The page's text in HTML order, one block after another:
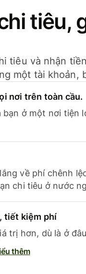
tiêu,
tiêu và nhận
một tài khoản,
nơi trên toàn cầu.
bạn ở một nơi tiện
về phí chênh
chi tiêu ở nước
tiết kiệm phí
trị hơn, dù là ở
thêm